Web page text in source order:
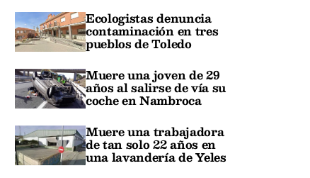
Ecologistas denuncia
contaminación en tres
pueblos de Toledo
Muere una joven de 29
años al salirse de vía su
coche en Nambroca
Muere una trabajadora
de tan solo 22 años en
una lavandería de Yeles